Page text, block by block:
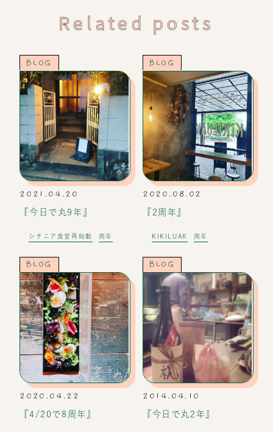
Related posts
BLOG
2021.04.20
『今日で丸9年』
シチニア食堂再始動 周年
BLOG
2020.08.02
『2周年』
KIKILUAK 周年
BLOG
2020.04.22
『4/20で8周年』
BLOG
2014.04.10
『今日で丸2年』